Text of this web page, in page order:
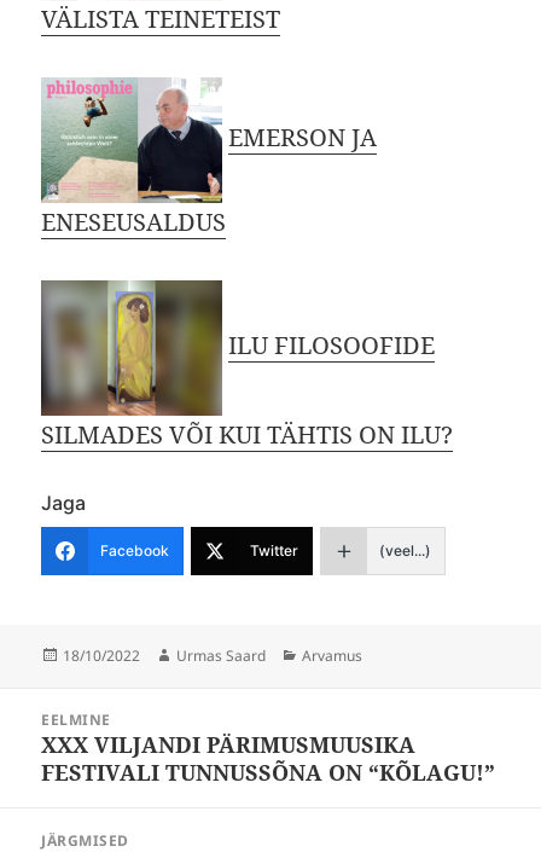
VÄLISTA TEINETEIST
EMERSON JA
ENESEUSALDUS
ILU FILOSOOFIDE
SILMADES VÕI KUI TÄHTIS ON ILU?
Jaga
Facebook Twitter (veel...)
Postitatud
18/10/2022 Autor
Urmas Saard Rubriigid
Arvamus
EELMINE
Eelmine
postitus:
XXX VILJANDI PÄRIMUSMUUSIKA
FESTIVALI TUNNUSSÕNA ON “KÕLAGU!”
JÄRGMISED